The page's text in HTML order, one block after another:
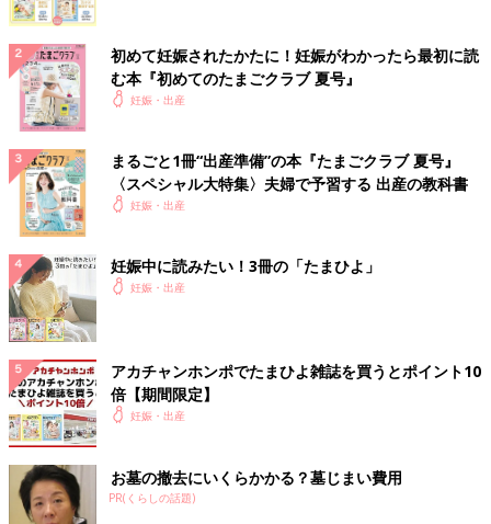
初めて妊娠されたかたに！妊娠がわかったら最初に読
む本『初めてのたまごクラブ 夏号』
妊娠・出産
まるごと1冊“出産準備”の本『たまごクラブ 夏号』
〈スペシャル大特集〉夫婦で予習する 出産の教科書
妊娠・出産
妊娠中に読みたい！3冊の「たまひよ」
妊娠・出産
アカチャンホンポでたまひよ雑誌を買うとポイント10
倍【期間限定】
妊娠・出産
お墓の撤去にいくらかかる？墓じまい費用
PR(くらしの話題)